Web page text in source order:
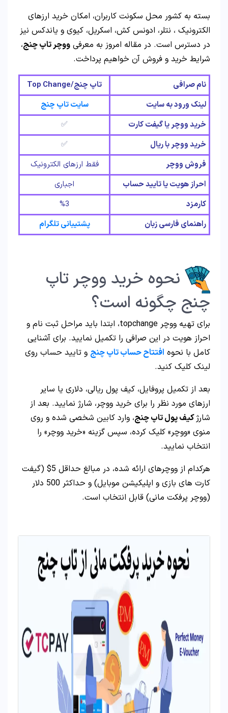
بسته به کشور محل سکونت کاربران، امکان خرید ارزهای
الکترونیک ، نتلر، ادونس کش، اسکریل، کیوی و یاندکس نیز
در دسترس است. در مقاله امروز به معرفی ووچر تاپ چنج،
شرایط خرید و فروش آن خواهیم پرداخت.
نام صرافی
تاپ چنج/Top Change
لینک ورود به سایت
سایت تاپ چنج
خرید ووچر یا گیفت کارت
✅
خرید ووچر با ریال
✅
فروش ووچر
فقط ارزهای الکترونیک
احراز هویت یا تایید حساب
اجباری
کارمزد
%3
راهنمای فارسی زبان
پشتیبانی تلگرام
نحوه خرید ووچر تاپ
چنج چگونه است؟
برای تهیه ووچر topchange، ابتدا باید مراحل ثبت نام و
احراز هویت در این صرافی را تکمیل نمایید. برای آشنایی
کامل با نحوه افتتاح حساب تاپ چنج و تایید حساب روی
لینک کلیک کنید.
بعد از تکمیل پروفایل، کیف پول ریالی، دلاری یا سایر
ارزهای مورد نظر را برای خرید ووچر، شارژ نمایید. بعد از
شارژکیف پول تاپ چنج، وارد کابین شخصی شده و روی
منوی «ووچر» کلیک کرده، سپس گزینه «خرید ووچر» را
انتخاب نمایید.
هرکدام از ووچرهای ارائه شده، در مبالغ حداقل 5$ (گیفت
کارت های بازی و اپلیکیشن موبایل) و حداکثر 500 دلار
(ووچر پرفکت مانی) قابل انتخاب است.